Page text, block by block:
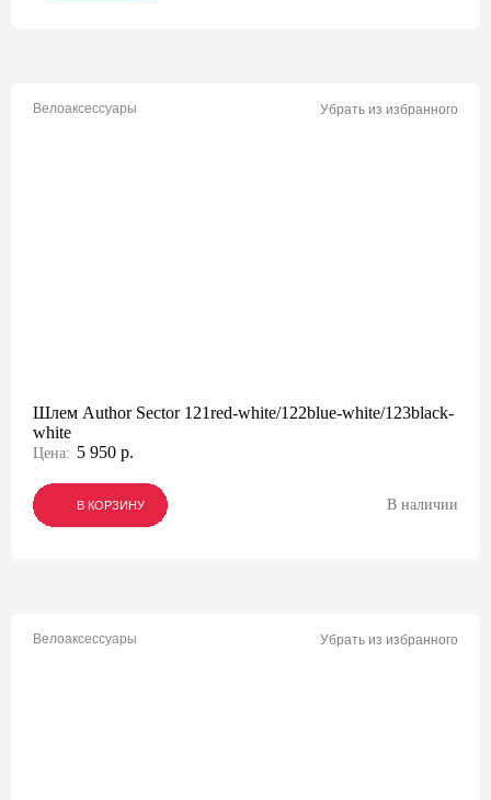
Велоаксессуары Убрать из избранного
Шлем Author Sector 121red-white/122blue-white/123black-
white
Цена: 5 950 р.
В КОРЗИНУ
В КОРЗИНУ
В КОРЗИНУ В наличии
Велоаксессуары Убрать из избранного